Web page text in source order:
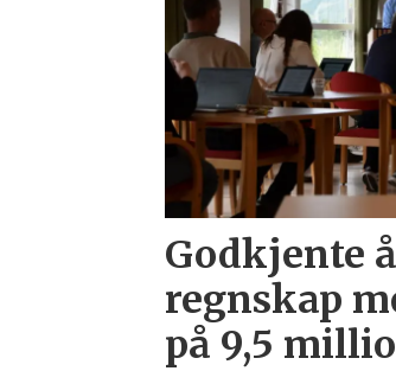
kommunestyre
Godkjente
regnskap
på 9,5